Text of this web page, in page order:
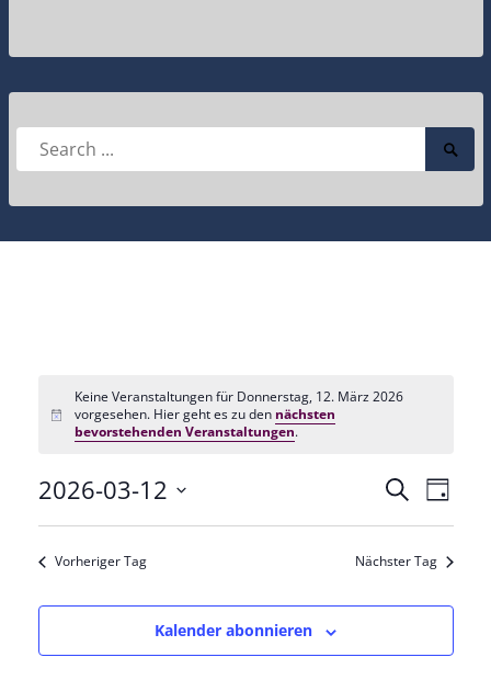
Search
Hinweis
Keine Veranstaltungen für Donnerstag, 12. März 2026
vorgesehen. Hier geht es zu den nächsten
bevorstehenden Veranstaltungen.
SucheTag
2026-03-12
Datum
Vorheriger Tag Nächster Tag
Kalender abonnieren